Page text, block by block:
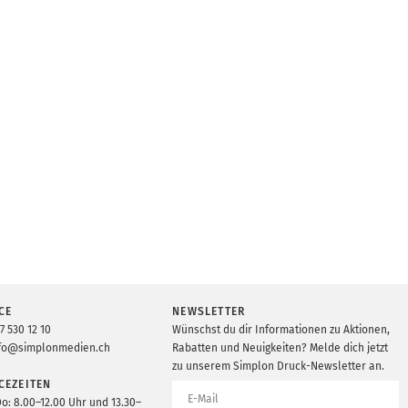
530 12 10
8.00–12.00 Uhr und 13.30–
NEWSLETTER
Wünschst du dir Informationen zu Aktionen,
Rabatten und Neuigkeiten? Melde dich jetzt
zu unserem Simplon Druck-Newsletter an.